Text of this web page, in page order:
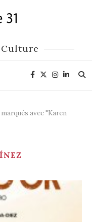
avec "Karen